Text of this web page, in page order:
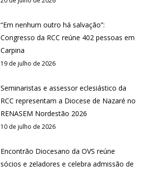
“Em nenhum outro há salvação”:
Congresso da RCC reúne 402 pessoas em
Carpina
19 de julho de 2026
Seminaristas e assessor eclesiástico da
RCC representam a Diocese de Nazaré no
RENASEM Nordestão 2026
10 de julho de 2026
Encontrão Diocesano da OVS reúne
sócios e zeladores e celebra admissão de